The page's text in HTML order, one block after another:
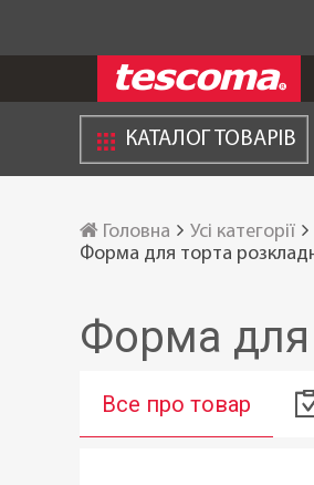
КАТАЛОГ ТОВАРІВ
Головна Усі категорії
Форма для торта
Форма для
Все про товар